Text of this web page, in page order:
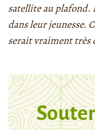
satellite au plafond.
dans leur jeunesse.
serait vraiment très